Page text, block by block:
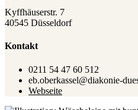
Kyffhäuserstr. 7
40545 Düsseldorf
Kontakt
0211 54 47 60 512
eb.oberkassel@diakonie-
Webseite